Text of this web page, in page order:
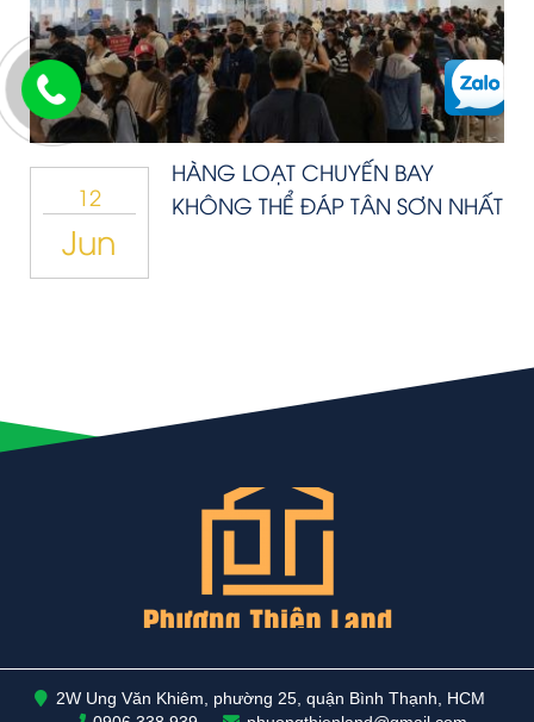
12
Jun
HÀNG LOẠT CHUYẾN BAY
KHÔNG THỂ ĐÁP TÂN SƠN NHẤT
2W Ung Văn Khiêm, phường 25, quận Bình Thạnh, HCM